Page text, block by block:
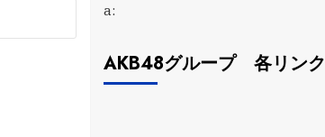
a:
AKB48グループ 各リンク